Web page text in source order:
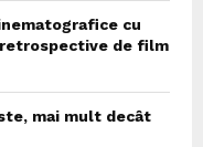
cu
de film
mai mult decât